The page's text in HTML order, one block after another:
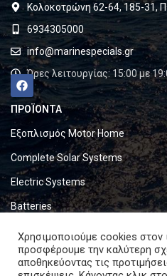
Κολοκοτρώνη 62-64, 185-31,
6934305000
info@marinespecials.gr
Ώρες λειτουργίας: 15:00 με
ΠΡΟΪΟΝΤΑ
Εξοπλισμός Motor Home
Complete Solar Systems
Electric Systems
Batteries
Set & Fold Solar Panels
Marine Equipment
Χρησιμοποιούμε cookies στον
προσφέρουμε την καλύτερη
αποθηκεύοντας τις